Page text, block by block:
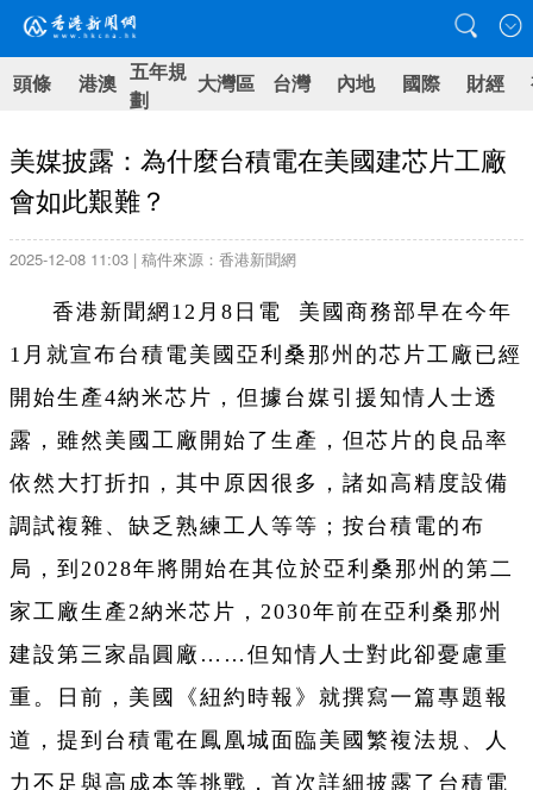
頭條 港澳 五年規
劃
大灣區 台灣 內地 國際 財經
美媒披露：為什麼台積電在美國建芯片工廠
會如此艱難？
2025-12-08 11:03 | 稿件來源：香港新聞網
香港新聞網12月8日電 美國商務部早在今年
1月就宣布台積電美國亞利桑那州的芯片工廠已經
開始生產4納米芯片，但據台媒引援知情人士透
露，雖然美國工廠開始了生產，但芯片的良品率
依然大打折扣，其中原因很多，諸如高精度設備
調試複雜、缺乏熟練工人等等；按台積電的布
局，到2028年將開始在其位於亞利桑那州的第二
家工廠生產2納米芯片，2030年前在亞利桑那州
建設第三家晶圓廠……但知情人士對此卻憂慮重
重。日前，美國《紐約時報》就撰寫一篇專題報
道，提到台積電在鳳凰城面臨美國繁複法規、人
力不足與高成本等挑戰，首次詳細披露了台積電